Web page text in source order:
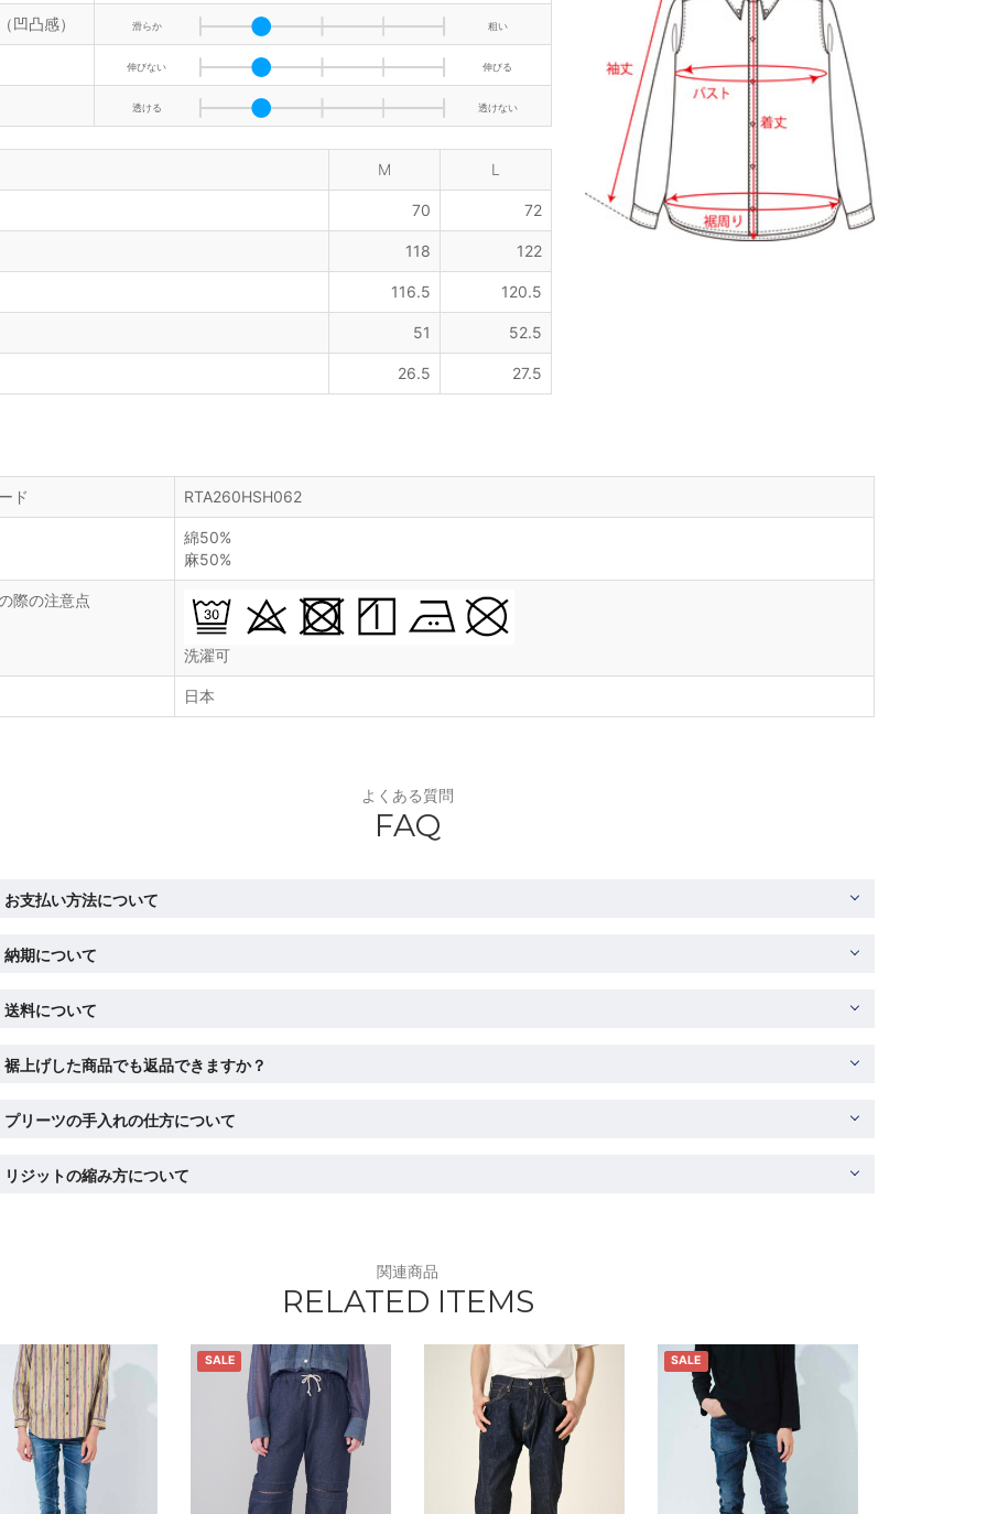
凹凸感） 滑らか 粗い
伸びない 伸びる
透ける 透けない
M L
70 72
118 122
116.5 120.5
51 52.5
26.5 27.5
ド RTA260HSH062
綿50%
麻50%
際の注意点
洗濯可
日本
よくある質問
FAQ
お支払い方法について
納期について
送料について
裾上げした商品でも返品できますか？
プリーツの手入れの仕方について
リジットの縮み方について
関連商品
RELATED ITEMS
SALE SALE